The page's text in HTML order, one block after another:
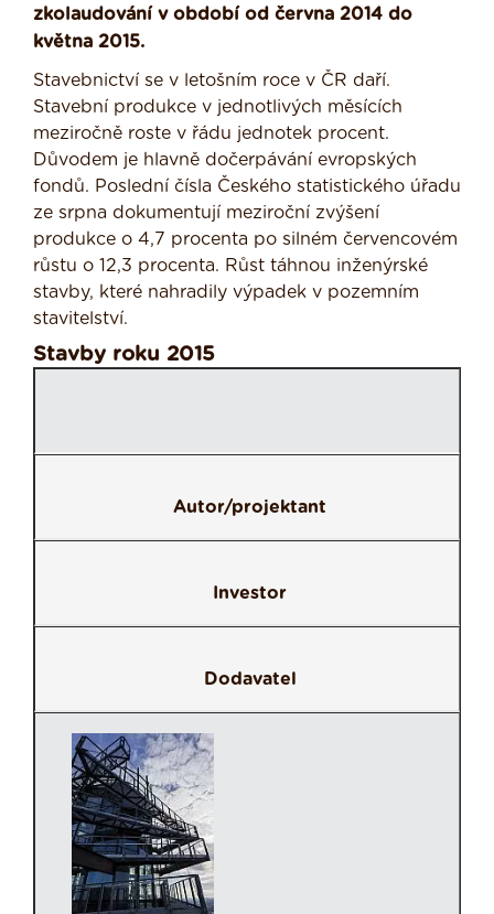
zkolaudování v období od června 2014 do
května 2015.
Stavebnictví se v letošním roce v ČR daří.
Stavební produkce v jednotlivých měsících
meziročně roste v řádu jednotek procent.
Důvodem je hlavně dočerpávání evropských
fondů. Poslední čísla Českého statistického úřadu
ze srpna dokumentují meziroční zvýšení
produkce o 4,7 procenta po silném červencovém
růstu o 12,3 procenta. Růst táhnou inženýrské
stavby, které nahradily výpadek v pozemním
stavitelství.
Stavby roku 2015
Autor/projektant
Investor
Dodavatel